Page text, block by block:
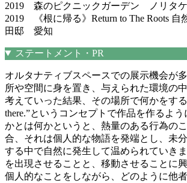
2019 森のピクニックガーデン ノリタ
2019 《根に帰る》Return to The Roots
田邸 愛知
ステートメント・PR
オルタナティブスペースでの展示機会が
所や空間に身を置き、与えられた環境の
考えていった結果、その場所で何かをする
there.”というコンセプトで作品を作るよ
かとは何かというと、熱量のある行為の
合、それは個人的な物語を発端とし、未
する中で自然に発生して温められていき
を出現させることと、移動させることに
個人的なことをしながら、どのように他